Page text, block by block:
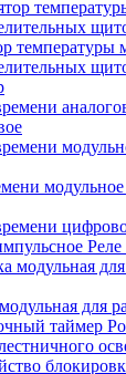
температуры
для